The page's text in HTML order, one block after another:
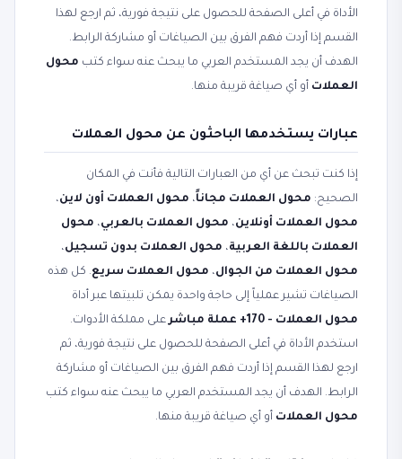
الأداة في أعلى الصفحة للحصول على نتيجة فورية، ثم ارجع لهذا
القسم إذا أردت فهم الفرق بين الصياغات أو مشاركة الرابط.
الهدف أن يجد المستخدم العربي ما يبحث عنه سواء كتب محول
العملات أو أي صياغة قريبة منها.
عبارات يستخدمها الباحثون عن محول العملات
إذا كنت تبحث عن أي من العبارات التالية فأنت في المكان
الصحيح: محول العملات مجاناً، محول العملات أون لاين،
محول العملات أونلاين، محول العملات بالعربي، محول
العملات باللغة العربية، محول العملات بدون تسجيل،
محول العملات من الجوال، محول العملات سريع. كل هذه
الصياغات تشير عملياً إلى حاجة واحدة يمكن تلبيتها عبر أداة
محول العملات - 170+ عملة مباشر
على مملكة الأدوات.
استخدم الأداة في أعلى الصفحة للحصول على نتيجة فورية، ثم
ارجع لهذا القسم إذا أردت فهم الفرق بين الصياغات أو مشاركة
الرابط. الهدف أن يجد المستخدم العربي ما يبحث عنه سواء كتب
محول العملات أو أي صياغة قريبة منها.